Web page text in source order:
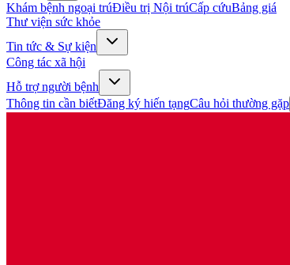
Khám bệnh ngoại trúĐiều trị Nội trúCấp cứuBảng giá
Thư viện sức khỏe
Tin tức & Sự kiện
Công tác xã hội
Hỗ trợ người bệnh
Thông tin cần biếtĐăng ký hiến tạngCâu hỏi thường gặp